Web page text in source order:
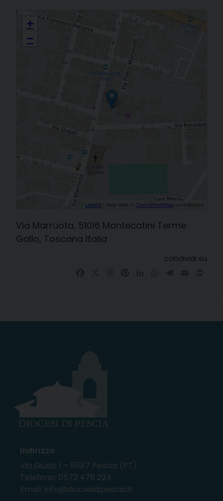
a Montecatini Terme, parrocchia del Corpus Domini: Ingresso del
nuovo parroco don Paolo Monti
+
−
Leaflet | Map data © OpenStreetMap contributors
Via Marruota, 51016 Montecatini Terme
Gallo, Toscana Italia
condividi su
Indirizzo
Via Giusti, 1 – 51017 Pescia (PT)
Telefono: 0572 476 224
Email: info@diocesidipescia.it